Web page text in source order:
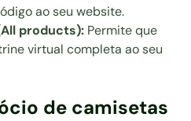
ao seu website.
products): Permite que
virtual completa ao seu
de camisetas